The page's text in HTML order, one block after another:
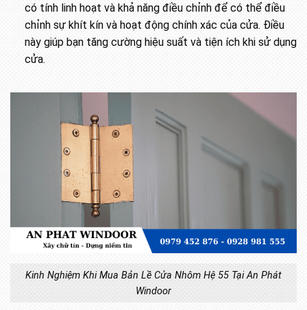
có tính linh hoạt và khả năng điều chỉnh để có thể điều
chỉnh sự khít kín và hoạt động chính xác của cửa. Điều
này giúp bạn tăng cường hiệu suất và tiện ích khi sử dụng
cửa.
Kinh Nghiệm Khi Mua Bản Lề Cửa Nhôm Hệ 55 Tại An Phát
Windoor